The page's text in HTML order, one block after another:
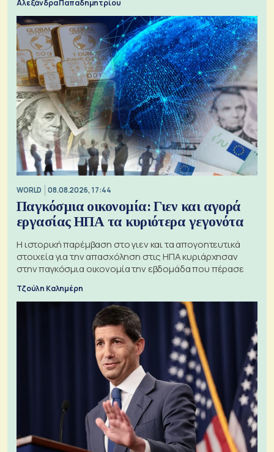
Αλεξάνδρα Παπαδημητρίου
WORLD 08.08.2026, 17:44
Παγκόσμια οικονομία: Γιεν και αγορά
εργασίας ΗΠΑ τα κυριότερα γεγονότα
Η ιστορική παρέμβαση στο γιεν και τα απογοητευτικά
στοιχεία για την απασχόληση στις ΗΠΑ κυριάρχησαν
στην παγκόσμια οικονομία την εβδομάδα που πέρασε
Τζούλη Καλημέρη